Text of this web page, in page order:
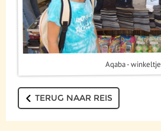
Aqaba - winkeltje
TERUG NAAR REIS